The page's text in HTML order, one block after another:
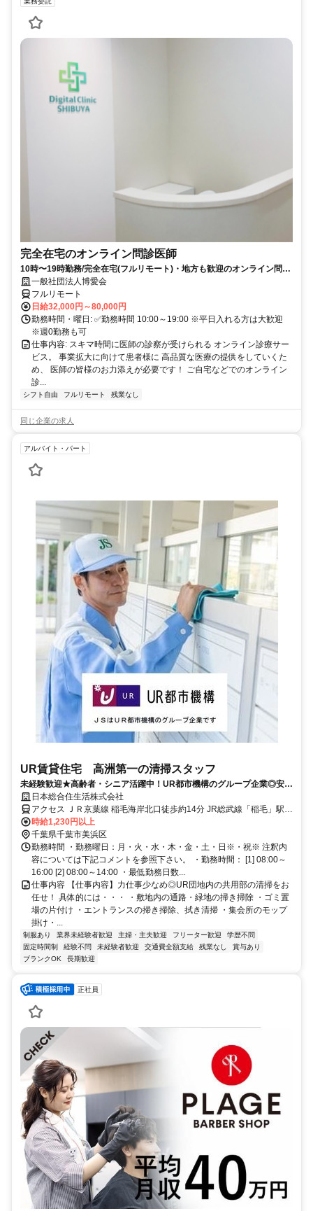
完全在宅のオンライン問診医師
10時〜19時勤務/完全在宅(フルリモート)・地方も歓迎のオンライン問診
業務一般社団法人博愛会
フルリモート
日給32,000円～80,000円
勤務時間・曜日: ✅勤務時間 10:00～19:00 ※平日入れる方は大歓迎
※週0勤務も可
仕事内容: スキマ時間に医師の診察が受けられる オンライン診療サー
ビス。 事業拡大に向けて患者様に 高品質な医療の提供をしていくた
め、 医師の皆様のお力添えが必要です！ ご自宅などでのオンライン
診...
シフト自由 フルリモート 残業なし
同じ企業の求人
アルバイト・パート
UR賃貸住宅 高洲第一の清掃スタッフ
未経験歓迎★高齢者・シニア活躍中！UR都市機構のグループ企業◎安
定・安心！【最寄り駅は稲毛海岸駅】
日本総合住生活株式会社
アクセス ＪＲ京葉線 稲毛海岸北口徒歩約14分 JR総武線「稲毛」駅
バス5分 徒歩7分
時給1,230円以上
千葉県千葉市美浜区
勤務時間 ・勤務曜日：月・火・水・木・金・土・日※・祝※ 注釈内
容については下記コメントを参照下さい。 ・勤務時間： [1] 08:00～
16:00 [2] 08:00～14:00 ・最低勤務日数...
仕事内容 【仕事内容】力仕事少なめ◎UR団地内の共用部の清掃をお
任せ！ 具体的には・・・ ・敷地内の通路・緑地の掃き掃除 ・ゴミ置
場の片付け ・エントランスの掃き掃除、拭き清掃 ・集会所のモップ
掛け・...
制服あり 業界未経験者歓迎 主婦・主夫歓迎 フリーター歓迎
学歴不問
固定時間制
経験不問 未経験者歓迎 交通費全額支給 残業なし
賞与あり
ブランクOK
長期歓迎
正社員